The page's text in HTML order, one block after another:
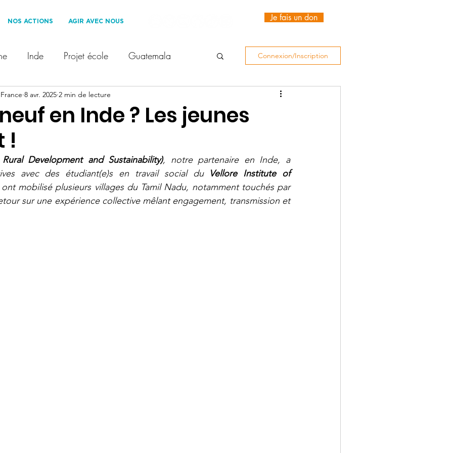
NOS ACTIONS AGIR AVEC NOUS Je fais un don
Inde Projet école Guatemala
des Hommes France
Durable
Voyage solidaire 1% for the Planet
Connexion/Inscription
en Inde ? Les jeunes
!
8 avr. 2025 2 min de lecture
Development and Sustainability), notre partenaire en Inde, a
avec des étudiant(e)s en travail social du Vellore Institute of
mobilisé plusieurs villages du Tamil Nadu, notamment touchés par
sur une expérience collective mêlant engagement, transmission et